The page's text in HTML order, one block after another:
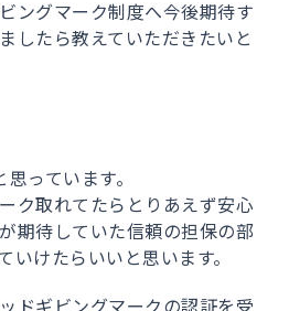
ングマーク制度へ今後期待す
したら教えていただきたいと
っています。
ク取れてたらとりあえず安心
期待していた信頼の担保の部
いけたらいいと思います。
ドギビングマークの認証を受